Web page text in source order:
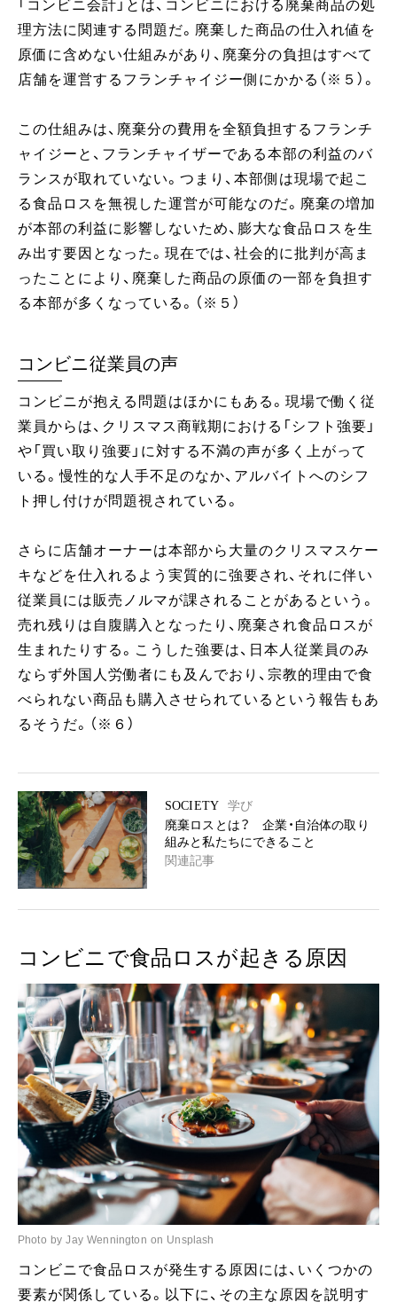
「コンビニ会計」とは、コンビニにおける廃棄商品の処
理方法に関連する問題だ。廃棄した商品の仕入れ値を
原価に含めない仕組みがあり、廃棄分の負担はすべて
店舗を運営するフランチャイジー側にかかる（※５）。
この仕組みは、廃棄分の費用を全額負担するフランチ
ャイジーと、フランチャイザーである本部の利益のバ
ランスが取れていない。つまり、本部側は現場で起こ
る食品ロスを無視した運営が可能なのだ。廃棄の増加
が本部の利益に影響しないため、膨大な食品ロスを生
み出す要因となった。現在では、社会的に批判が高ま
ったことにより、廃棄した商品の原価の一部を負担す
る本部が多くなっている。（※５）
コンビニ従業員の声
コンビニが抱える問題はほかにもある。現場で働く従
業員からは、クリスマス商戦期における「シフト強要」
や「買い取り強要」に対する不満の声が多く上がって
いる。慢性的な人手不足のなか、アルバイトへのシフ
ト押し付けが問題視されている。
さらに店舗オーナーは本部から大量のクリスマスケー
キなどを仕入れるよう実質的に強要され、それに伴い
従業員には販売ノルマが課されることがあるという。
売れ残りは自腹購入となったり、廃棄され食品ロスが
生まれたりする。こうした強要は、日本人従業員のみ
ならず外国人労働者にも及んでおり、宗教的理由で食
べられない商品も購入させられているという報告もあ
るそうだ。（※６）
SOCIETY
学び
廃棄ロスとは？ 企業・自治体の取り
組みと私たちにできること
関連記事
コンビニで食品ロスが起きる原因
Photo by Jay Wennington on Unsplash
コンビニで食品ロスが発生する原因には、いくつかの
要素が関係している。以下に、その主な原因を説明す